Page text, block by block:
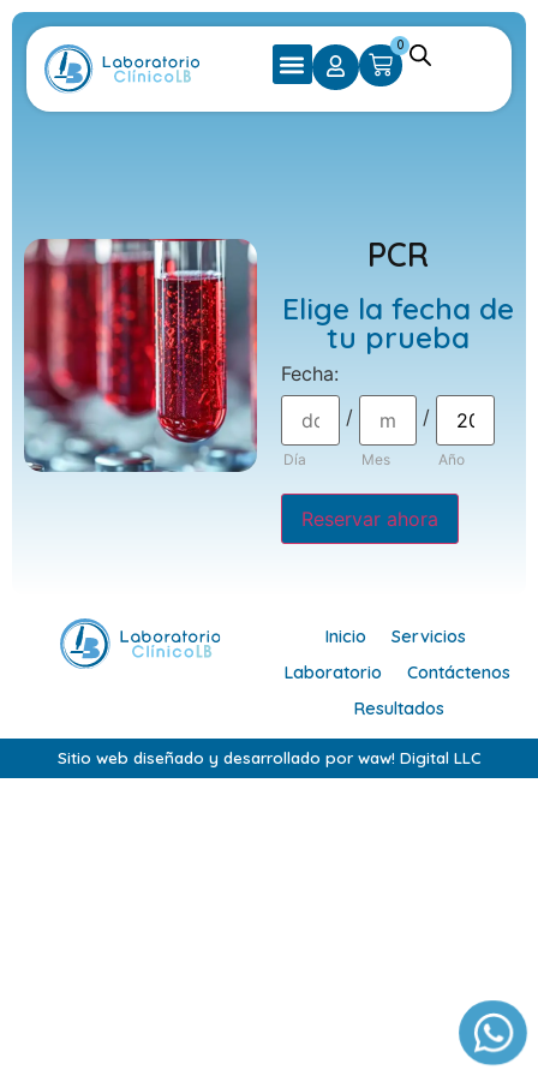
0
PCR
Elige la fecha de
tu prueba
Fecha:
Día
/
Mes
/
Año
Reservar ahora
Inicio
Servicios
Laboratorio
Contáctenos
Resultados
Sitio web diseñado y desarrollado por waw! Digital LLC